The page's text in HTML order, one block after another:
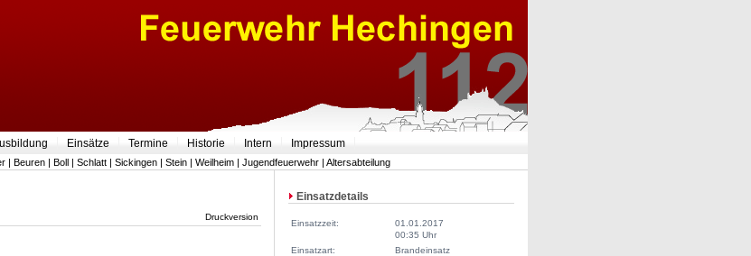
Einsätze Termine Historie Intern Impressum
| Beuren | Boll | Schlatt | Sickingen | Stein | Weilheim | Jugendfeuerwehr | Altersabteilung
Druckversion
Einsatzdetails
Einsatzzeit:
01.01.2017
00:35 Uhr
Einsatzart:
Brandeinsatz